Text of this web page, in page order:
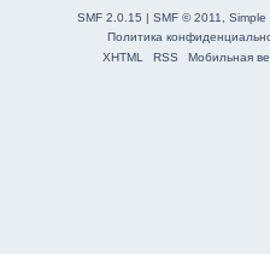
SMF 2.0.15 | SMF © 2011, Simple
Политика
XHTML
RSS Мобильная